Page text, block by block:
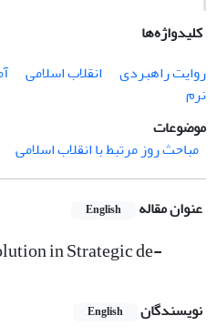
کلیدواژه‌ها
روایت راهبردی
انقلاب اسلامی
نرم
موضوعات
مباحث روز مرتبط با انقلاب اسلامی
عنوان مقاله English
in Strategic de-
نویسندگان English